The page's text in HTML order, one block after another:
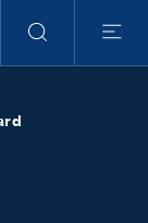
Suche
Menu